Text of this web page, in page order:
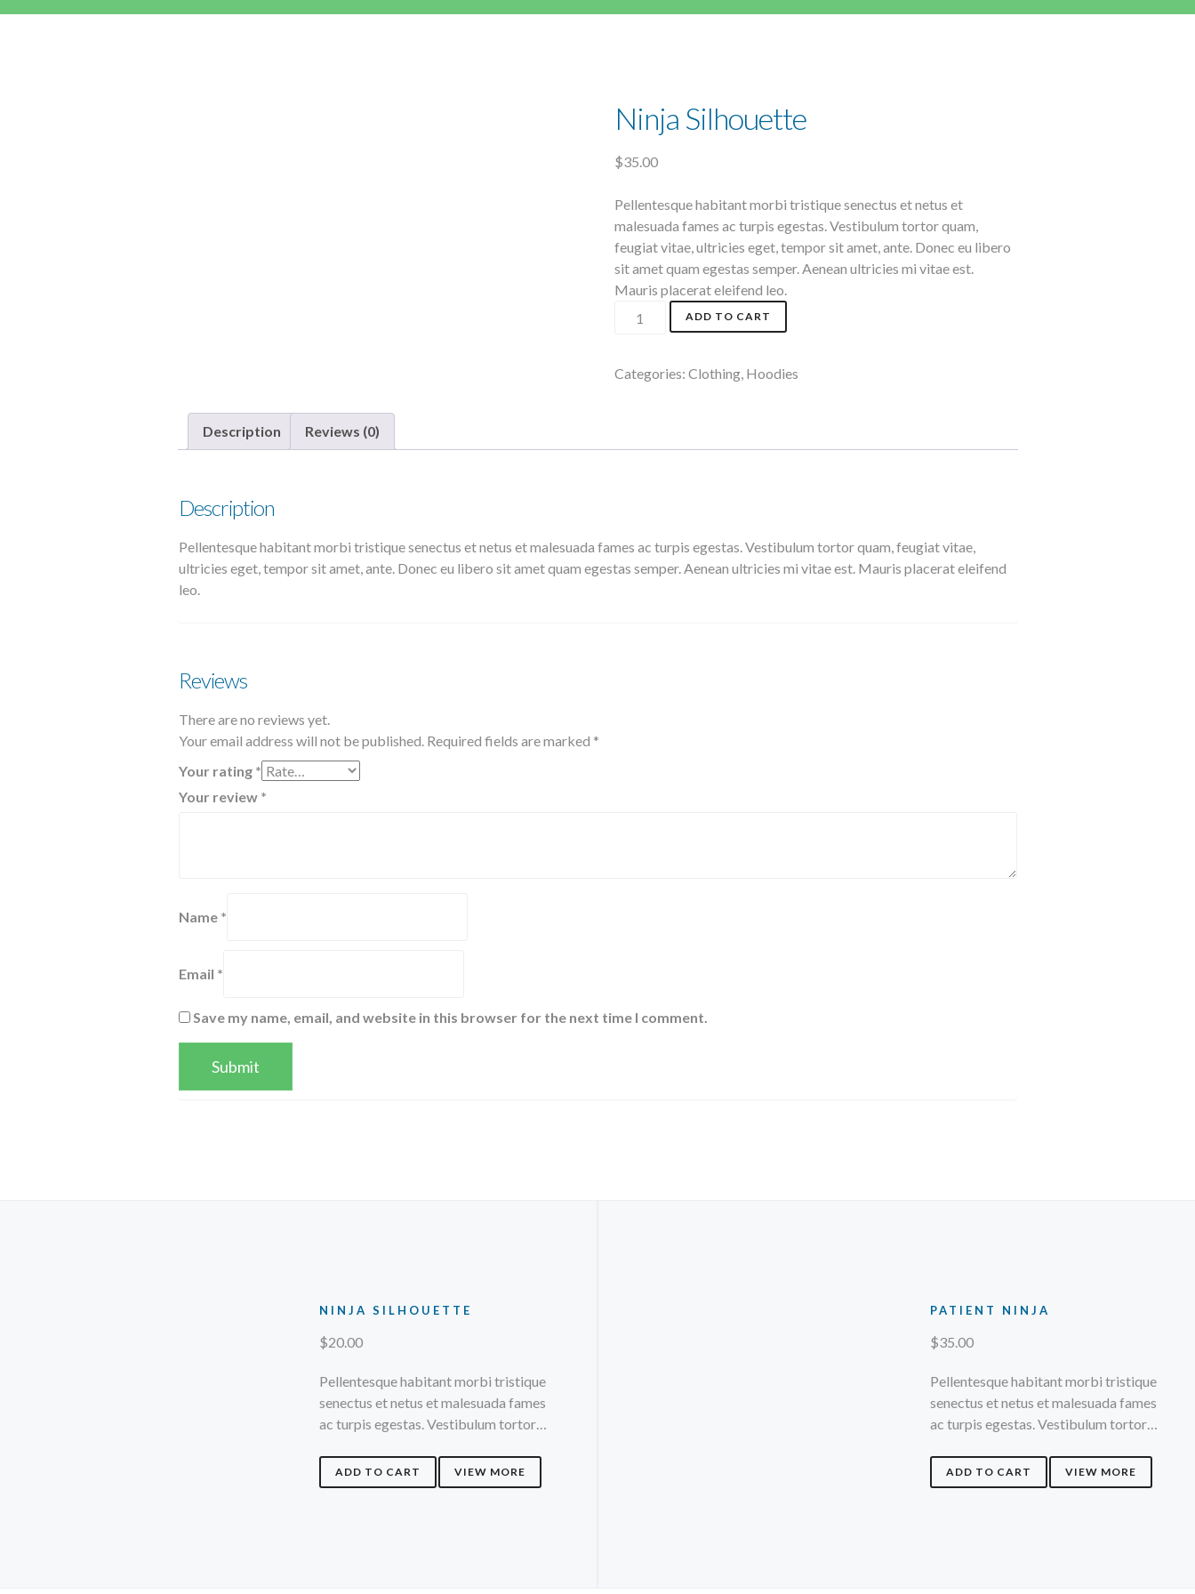
Ninja Silhouette
$35.00
Pellentesque habitant morbi tristique senectus et netus et
malesuada fames ac turpis egestas. Vestibulum tortor quam,
feugiat vitae, ultricies eget, tempor sit amet, ante. Donec eu libero
sit amet quam egestas semper. Aenean ultricies mi vitae est.
Mauris placerat eleifend leo.
Ninja
Silhouette
ADD TO CART
Categories: Clothing, Hoodies
Description Reviews (0)
Description
Pellentesque habitant morbi tristique senectus et netus et malesuada fames ac turpis egestas. Vestibulum tortor quam, feugiat vitae,
ultricies eget, tempor sit amet, ante. Donec eu libero sit amet quam egestas semper. Aenean ultricies mi vitae est. Mauris placerat eleifend
leo.
Reviews
There are no reviews yet.
Your email address will not be published. Required fields are marked *
Your rating *
Your review *
Name *
Email *
Save my name, email, and website in this browser for the next time I comment.
NINJA SILHOUETTE
$20.00
Pellentesque habitant morbi tristique
senectus et netus et malesuada fames
ac turpis egestas. Vestibulum tortor…
ADD TO CART VIEW MORE
PATIENT NINJA
$35.00
Pellentesque habitant morbi tristique
senectus et netus et malesuada fames
ac turpis egestas. Vestibulum tortor…
ADD TO CART VIEW MORE